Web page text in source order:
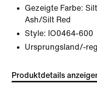
Gezeigte Farbe:
Ash/Silt Red
Style: IO0464-600
Ursprungsland/-
Produktdetails